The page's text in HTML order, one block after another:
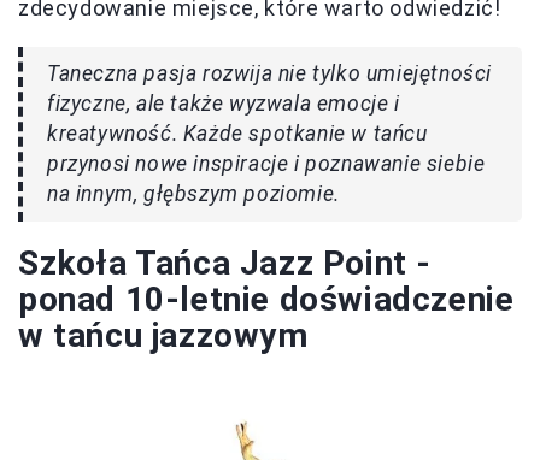
zdecydowanie miejsce, które warto odwiedzić!
Taneczna pasja rozwija nie tylko umiejętności
fizyczne, ale także wyzwala emocje i
kreatywność. Każde spotkanie w tańcu
przynosi nowe inspiracje i poznawanie siebie
na innym, głębszym poziomie.
Szkoła Tańca Jazz Point -
ponad 10-letnie doświadczenie
w tańcu jazzowym